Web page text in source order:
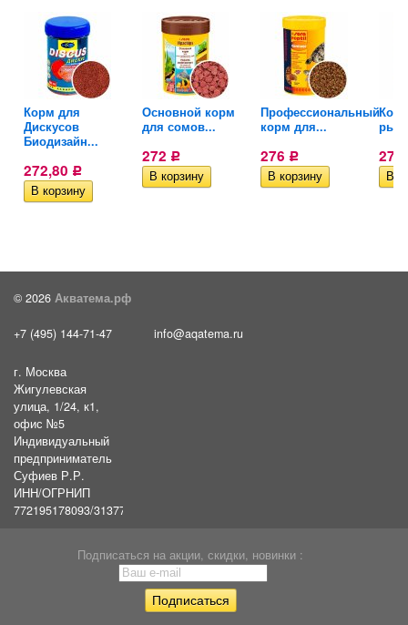
Корм для
Дискусов
Биодизайн...
272,80 Р
Основной корм
для сомов...
272 Р
Профессиональный
корм для...
276 Р
рыб
277
© 2026 Акватема.рф
+7 (495) 144-71-47 info@aqatema.ru
г. Москва
Жигулевская
улица, 1/24, к1,
офис №5
Индивидуальный
предприниматель
Суфиев Р.Р.
ИНН/ОГРНИП
772195178093/31377461610054
Подписаться на акции, скидки, новинки :